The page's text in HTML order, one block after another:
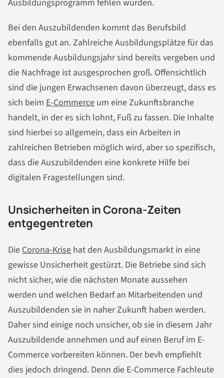
Ausbildungsprogramm fehlen würden.
Bei den Auszubildenden kommt das Berufsbild
ebenfalls gut an. Zahlreiche Ausbildungsplätze für das
kommende Ausbildungsjahr sind bereits vergeben und
die Nachfrage ist ausgesprochen groß. Offensichtlich
sind die jungen Erwachsenen davon überzeugt, dass es
sich beim E-Commerce um eine Zukunftsbranche
handelt, in der es sich lohnt, Fuß zu fassen. Die Inhalte
sind hierbei so allgemein, dass ein Arbeiten in
zahlreichen Betrieben möglich wird, aber so spezifisch,
dass die Auszubildenden eine konkrete Hilfe bei
digitalen Fragestellungen sind.
Unsicherheiten in Corona-Zeiten
entgegentreten
DieCorona-Krise hat den Ausbildungsmarkt in eine
gewisse Unsicherheit gestürzt. Die Betriebe sind sich
nicht sicher, wie die nächsten Monate aussehen
werden und welchen Bedarf an Mitarbeitenden und
Auszubildenden sie in naher Zukunft haben werden.
Daher sind einige noch unsicher, ob sie in diesem Jahr
Auszubildende annehmen und auf einen Beruf im E-
Commerce vorbereiten können. Der bevh empfiehlt
dies jedoch dringend. Denn die E-Commerce Fachleute